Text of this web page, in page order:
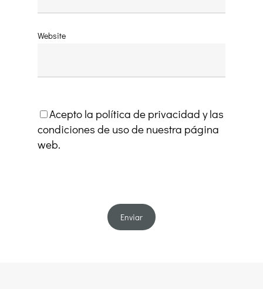
Website
Acepto la política de privacidad y las
condiciones de uso de nuestra página
web.